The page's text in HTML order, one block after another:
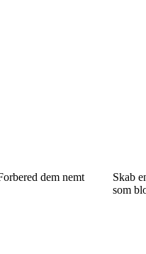
dem nemt
Skab
som